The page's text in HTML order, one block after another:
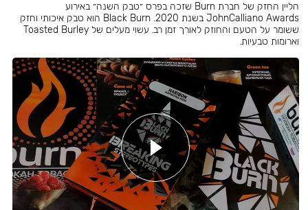
הליין החזק של חברת Burn שזכה בפרס ״טבק השנה״ באירוע
JohnCalliano Awards בשנת 2020. Black Burn הוא טבק איכותי וחזק
ששומר על הטעם והחוזק לאורך זמן רב. עשוי מעלים של Toasted Burley
וארומות טבעיות.